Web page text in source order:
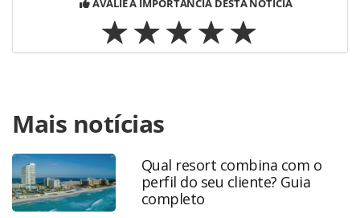
https://www.panrotas.com.br/viagens-corporativas/gestao-
de-viagens/2024/04/befly-unifica-solucoes-para-viagens-
corporativas-veja-como-ficou_205061.html ou as
ferramentas oferecidas na página. Todo o conteúdo
produzido pela PANROTAS Editora é protegido pela
legislação brasileira sobre direito autoral. Não reproduza o
Mais notícias
Qual resort combina com o
perfil do seu cliente? Guia
completo